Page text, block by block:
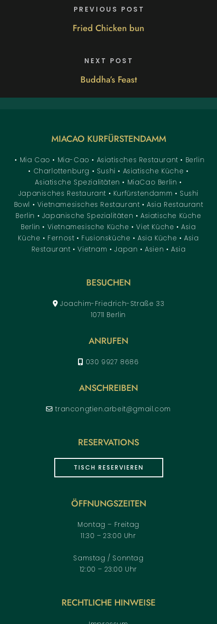
PREVIOUS POST
Fried Chicken bun
NEXT POST
Buddha’s Feast
MIACAO KURFÜRSTENDAMM
• Mia Cao • Mia-Cao • Asiatisches Restaurant • Berlin
• Charlottenburg • Sushi • Asiatische Küche •
Asiatische Spezialitäten • MiaCao Berlin •
Japanisches Restaurant • Kurfürstendamm • Sushi
Bowl • Vietnamesisches Restaurant • Asia Restaurant
Berlin • Japanische Spezialitäten • Asiatische Küche
Berlin • Vietnamesische Küche • Viet Küche • Asia
Küche • Fernost • Fusionsküche • Asia Küche • Asia
Restaurant • Vietnam • Japan • Asien • Asia
BESUCHEN
Joachim-Friedrich-Straße 33
10711 Berlin
ANRUFEN
030 9927 8686
ANSCHREIBEN
trancongtien.arbeit@gmail.com
RESERVATIONS
TISCH RESERVIEREN
ÖFFNUNGSZEITEN
Montag – Freitag
11:30 – 23:00 Uhr
Samstag / Sonntag
12:00 – 23:00 Uhr
RECHTLICHE HINWEISE